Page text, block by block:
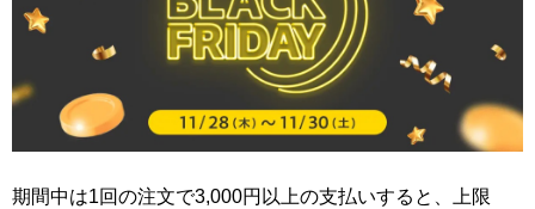
期間中は1回の注文で3,000円以上の支払いすると、上限